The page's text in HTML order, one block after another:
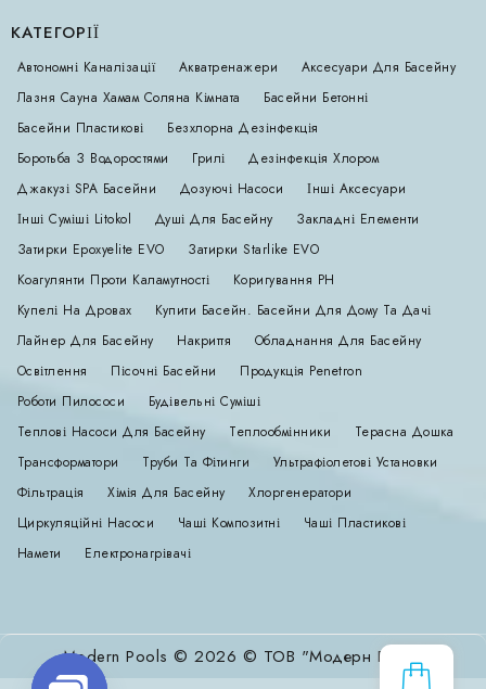
КАТЕГОРІЇ
Автономні Каналізації Акватренажери
Аксесуари Для Басейну
Лазня Сауна Хамам Соляна Кімната
Басейни Бетонні
Басейни Пластикові
Безхлорна Дезінфекція
Боротьба З Водоростями
Грилі
Дезінфекція Хлором
Джакузі SPA Басейни
Дозуючі Насоси
Інші Аксесуари
Інші Суміші Litokol
Душі Для Басейну
Закладні Елементи
Затирки Epoxyelite EVO
Затирки Starlike EVO
Коагулянти Проти Каламутності
Коригування РН
Купелі На Дровах
Купити Басейн. Басейни Для Дому Та Дачі
Лайнер Для Басейну
Накриття
Обладнання Для Басейну
Освітлення
Пісочні Басейни
Продукція Penetron
Роботи Пилососи
Будівельні Суміші
Теплові Насоси Для Басейну
Теплообмінники
Терасна Дошка
Трансформатори
Труби Та Фітинги
Ультрафіолетові Установки
Фільтрація
Хімія Для Басейну
Хлоргенератори
Циркуляційні Насоси
Чаші Композитні
Чаші Пластикові
Намети
Електронагрівачі
Modern Pools © 2026 © ТОВ "Модерн Пулс"